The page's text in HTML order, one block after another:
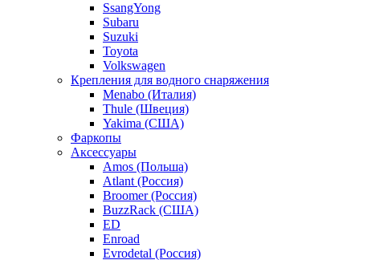
SsangYong
Subaru
Suzuki
Toyota
Volkswagen
Крепления для водного снаряжения
Menabo (Италия)
Thule (Швеция)
Yakima (США)
Фаркопы
Аксессуары
Amos (Польша)
Atlant (Россия)
Broomer (Россия)
BuzzRack (США)
ED
Enroad
Evrodetal (Россия)